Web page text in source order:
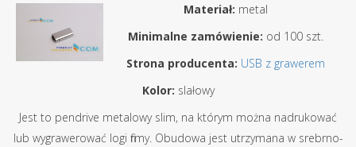
Materiał: metal
Minimalne zamówienie: od 100 szt.
Strona producenta: USB z grawerem
Kolor: slałowy
Jest to pendrive metalowy slim, na którym można nadrukować
lub wygrawerować logi firmy. Obudowa jest utrzymana w srebrno-